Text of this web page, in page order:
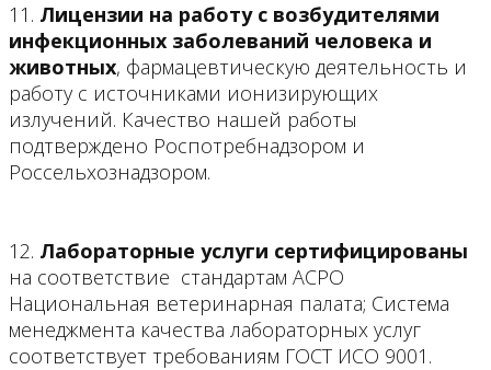
11. Лицензии на работу с возбудителями
инфекционных заболеваний человека и
животных, фармацевтическую деятельность и
работу с источниками ионизирующих
излучений. Качество нашей работы
подтверждено Роспотребнадзором и
Россельхознадзором.
12. Лабораторные услуги сертифицированы
на соответствие стандартам АСРО
Национальная ветеринарная палата; Система
менеджмента качества лабораторных услуг
соответствует требованиям ГОСТ ИСО 9001.